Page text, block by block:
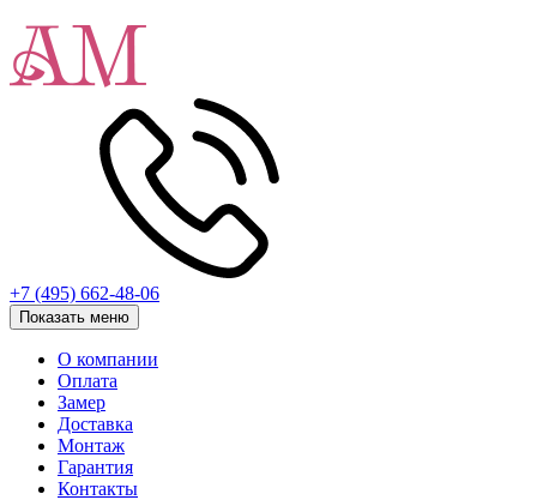
+7 (495) 662-48-06
Показать меню
О компании
Оплата
Замер
Доставка
Монтаж
Гарантия
Контакты